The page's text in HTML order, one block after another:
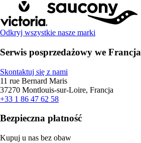
Odkryj wszystkie nasze marki
Serwis posprzedażowy we Francja
Skontaktuj się z nami
11 rue Bernard Maris
37270 Montlouis-sur-Loire, Francja
+33 1 86 47 62 58
Bezpieczna płatność
Kupuj u nas bez obaw